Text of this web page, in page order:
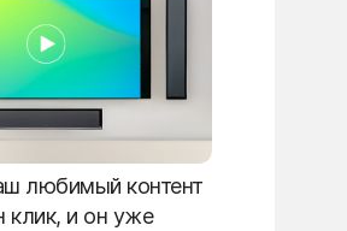
любимый контент
клик, и он уже